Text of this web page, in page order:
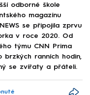
odborné škole
magazínu
se připojila zprvu
v roce 2020. Od
týmu CNN Prima
brzkých ranních hodin,
se zvířaty a přáteli.